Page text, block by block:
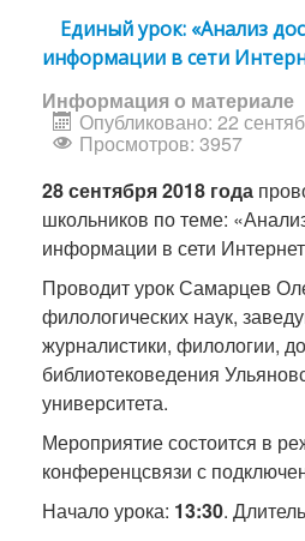
Единый урок: «Анализ
информации в сети
Информация о материале
Опубликовано: 22
Просмотров: 3957
28 сентября 2018 года
школьников по теме:
информации в сети
Проводит урок Самарцев
филологических наук,
журналистики, филологии,
библиотековедения
университета.
Мероприятие состоится в
конференцсвязи с
Начало урока: 13:30.